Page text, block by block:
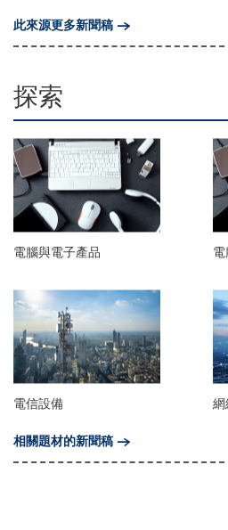
此來源更多新聞稿
探索
電腦與電子產品
電信設備
相關題材的新聞稿